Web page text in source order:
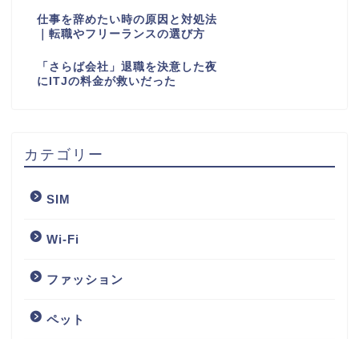
仕事を辞めたい時の原因と対処法
｜転職やフリーランスの選び方
「さらば会社」退職を決意した夜
にITJの料金が救いだった
カテゴリー
SIM
Wi-Fi
ファッション
ペット